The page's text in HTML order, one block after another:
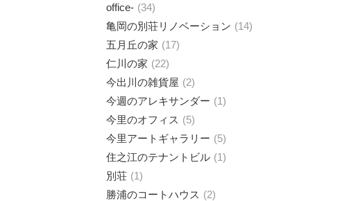
office- 34
亀岡の別荘リノベーション
14
五月丘の家
17
仁川の家
22
今出川の雑貨屋
2
今週のアレキサンダー
1
今里のオフィス
5
今里アートギャラリー
5
住之江のテナントビル
1
別荘
1
勝浦のコートハウス
2